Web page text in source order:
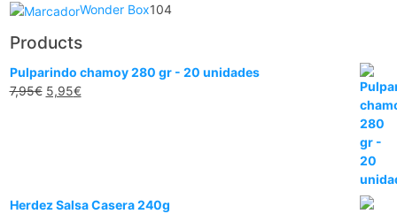
Wonder Box104
Products
Pulparindo chamoy 280 gr - 20 unidades
7,95€ 5,95€
Herdez Salsa Casera 240g